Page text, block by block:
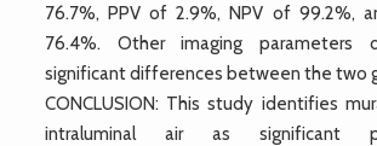
76.7%, PPV of 2.9%, NPV of 99.2%,
76.4%. Other imaging parameters
significant differences between the two
CONCLUSION: This study identifies
intraluminal air as significant